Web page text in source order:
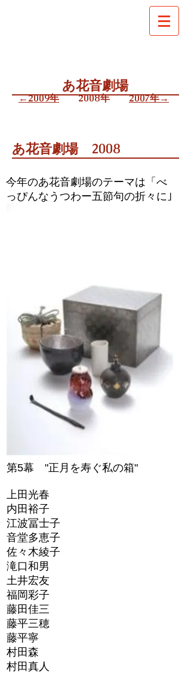
あ花音劇場
←2009年​2008年​2007年→
あ花音劇場 2008
今年のあ花音劇場のテーマは「べ
っぴんなうつわー五節句の折々に｣
第5幕 "正月を寿ぐ私の箱"
上田光春
内田裕子
江波冨士子
音堂多恵子
佐々木綾子
滝口和男
土井宏友
福岡彩子
藤田佳三
藤平三穂
藤平寧
村田森
村田真人